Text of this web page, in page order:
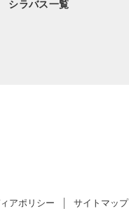
シラバス一覧
アポリシー サイトマップ